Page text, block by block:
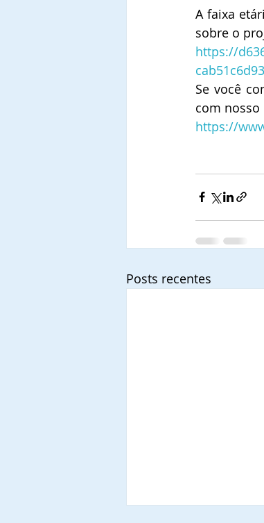
A faixa
sobre o
https://
Se você
com
https://
Posts recentes